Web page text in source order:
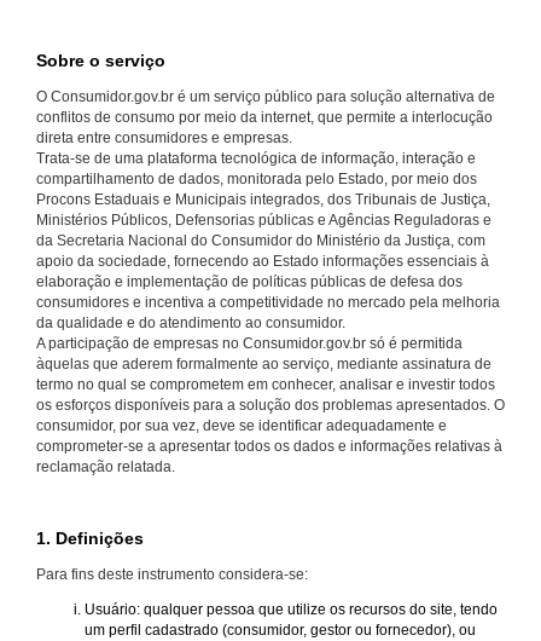
Sobre o serviço
O Consumidor.gov.br é um serviço público para solução alternativa de
conflitos de consumo por meio da internet, que permite a interlocução
direta entre consumidores e empresas.
Trata-se de uma plataforma tecnológica de informação, interação e
compartilhamento de dados, monitorada pelo Estado, por meio dos
Procons Estaduais e Municipais integrados, dos Tribunais de Justiça,
Ministérios Públicos, Defensorias públicas e Agências Reguladoras e
da Secretaria Nacional do Consumidor do Ministério da Justiça, com
apoio da sociedade, fornecendo ao Estado informações essenciais à
elaboração e implementação de políticas públicas de defesa dos
consumidores e incentiva a competitividade no mercado pela melhoria
da qualidade e do atendimento ao consumidor.
A participação de empresas no Consumidor.gov.br só é permitida
àquelas que aderem formalmente ao serviço, mediante assinatura de
termo no qual se comprometem em conhecer, analisar e investir todos
os esforços disponíveis para a solução dos problemas apresentados. O
consumidor, por sua vez, deve se identificar adequadamente e
comprometer-se a apresentar todos os dados e informações relativas à
reclamação relatada.
1. Definições
Para fins deste instrumento considera-se:
Usuário: qualquer pessoa que utilize os recursos do site, tendo
um perfil cadastrado (consumidor, gestor ou fornecedor), ou